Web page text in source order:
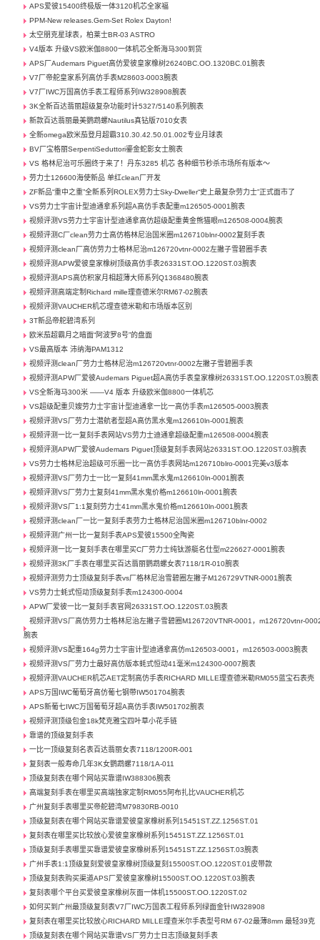
APS爱彼15400终极版一体3120机芯全家福
PPM-New releases.Gem-Set Rolex Dayton!
太空朋克星球表，柏莱士BR-03 ASTRO
V4版本 升级VS欧米伽8800一体机芯全新海马300到货
APS厂Audemars Piguet高仿爱彼皇家橡树26240BC.OO.1320BC.01腕表
V7厂帝舵皇家系列高仿手表M28603-0003腕表
V7厂IWC万国高仿手表工程师系列IW328908腕表
3K全新百达翡丽超级复杂功能时计5327/5140系列腕表
新款百达翡丽最美鹦鹉螺Nautilus真钻版7010女表
全新omega欧米茄登月超霸310.30.42.50.01.002专业月球表
BV厂宝格丽SerpentiSeduttori鎏金蛇影女士腕表
VS 格林尼治可乐圈终于来了！丹东3285 机芯 各种细节秒杀市场所有版本～
劳力士126600海使新品 单红clean厂开发
ZF新品“重中之重”全新系列ROLEX劳力士Sky-Dweller“史上最复杂劳力士”正式面市了
VS劳力士宇宙计型迪通拿系列超A高仿手表配重m126505-0001腕表
视频评测VS劳力士宇宙计型迪通拿高仿超级配重黄金熊猫眼m126508-0004腕表
视频评测C厂clean劳力士高仿格林尼治国米圈m126710blnr-0002复刻手表
视频评测clean厂高仿劳力士格林尼治m126720vtnr-0002左撇子雪碧圈手表
视频评测APW爱彼皇家橡树顶级高仿手表26331ST.OO.1220ST.03腕表
视频评测APS高仿积家月相超薄大师系列Q1368480腕表
视频评测高端定制Richard mille理查德米尔RM67-02腕表
视频评测VAUCHER机芯理查德米勒和市场版本区别
3T新品帝舵碧湾系列
欧米茄超霸月之暗面“阿波罗8号”的盘面
VS最高版本 沛纳海PAM1312
视频评测clean厂劳力士格林尼治m126720vtnr-0002左撇子雪碧圈手表
视频评测APW厂爱彼Audemars Piguet超A高仿手表皇家橡树26331ST.OO.1220ST.03腕表
VS全新海马300米 ——V4 版本 升级欧米伽8800一体机芯
VS超级配重贝嫂劳力士宇宙计型迪通拿一比一高仿手表m126505-0003腕表
视频评测VS厂劳力士潜航者型超A高仿黑水鬼m126610ln-0001腕表
视频评测一比一复刻手表网站VS劳力士迪通拿超级配重m126508-0004腕表
视频评测APW厂爱彼Audemars Piguet顶级复刻手表网站26331ST.OO.1220ST.03腕表
VS劳力士格林尼治超级可乐圈一比一高仿手表网站m126710blro-0001完美v3版本
视频评测VS厂劳力士一比一复刻41mm黑水鬼m126610ln-0001腕表
视频评测VS厂劳力士复刻41mm黑水鬼价格m126610ln-0001腕表
视频评测VS厂1:1复刻劳力士41mm黑水鬼价格m126610ln-0001腕表
视频评测clean厂一比一复刻手表劳力士格林尼治国米圈m126710blnr-0002
视频评测广州一比一复刻手表APS爱彼15500全陶瓷
视频评测一比一复刻手表在哪里买C厂劳力士纯钛游艇名仕型m226627-0001腕表
视频评测3K厂手表在哪里买百达翡丽鹦鹉螺女表7118/1R-010腕表
视频评测劳力士顶级复刻手表vs厂格林尼治雪碧圈左撇子M126729VTNR-0001腕表
VS劳力士蚝式恒动顶级复刻手表m124300-0004
APW厂爱彼一比一复刻手表官网26331ST.OO.1220ST.03腕表
视频评测VS厂高仿劳力士格林尼治左撇子雪碧圈M126720VTNR-0001，m126720vtnr-
腕表
视频评测VS配重164g劳力士宇宙计型迪通拿高仿m126503-0001，m126503-0003腕表
视频评测VS厂劳力士最好高仿版本蚝式恒动41毫米m124300-0007腕表
视频评测VAUCHER机芯AET定制高仿手表RICHARD MILLE理查德米勒RM055蓝宝石表壳
APS万国IWC葡萄牙高仿葡七钢带IW501704腕表
APS新葡七IWC万国葡萄牙超A高仿手表IW501702腕表
视频评测顶级包金18k梵克雅宝四叶草小花手链
靠谱的顶级复刻手表
一比一顶级复刻名表百达翡丽女表7118/1200R-001
复刻表一般寿命几年3K女鹦鹉螺7118/1A-011
顶级复刻表在哪个网站买靠谱IW388306腕表
高端复刻手表在哪里买高端独家定制RM055阿布扎比VAUCHER机芯
广州复刻手表哪里买帝舵碧湾M79830RB-0010
顶级复刻表在哪个网站买靠谱爱彼皇家橡树系列15451ST.ZZ.1256ST.01
复刻表在哪里买比较放心爱彼皇家橡树系列15451ST.ZZ.1256ST.01
顶级复刻手表哪里买靠谱爱彼皇家橡树系列15451ST.ZZ.1256ST.03腕表
广州手表1:1顶级复刻爱彼皇家橡树顶级复刻15500ST.OO.1220ST.01皮带款
顶级复刻表购买渠道APS厂爱彼皇家橡树15500ST.OO.1220ST.03腕表
复刻表哪个平台买爱彼皇家橡树灰面一体机15500ST.OO.1220ST.02
如何买到广州最顶级复刻表V7厂IWC万国表工程师系列绿面金针IW328908
复刻表在哪里买比较放心RICHARD MILLE理查米尔手表型号RM 67-02最薄8mm 最轻39克
顶级复刻表在哪个网站买靠谱VS厂劳力士日志顶级复刻手表